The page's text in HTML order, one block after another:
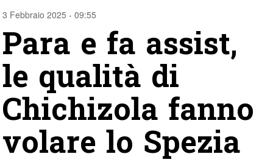
3 Febbraio 2025 - 09:55
Para e fa assist,
le qualità di
Chichizola fanno
volare lo Spezia